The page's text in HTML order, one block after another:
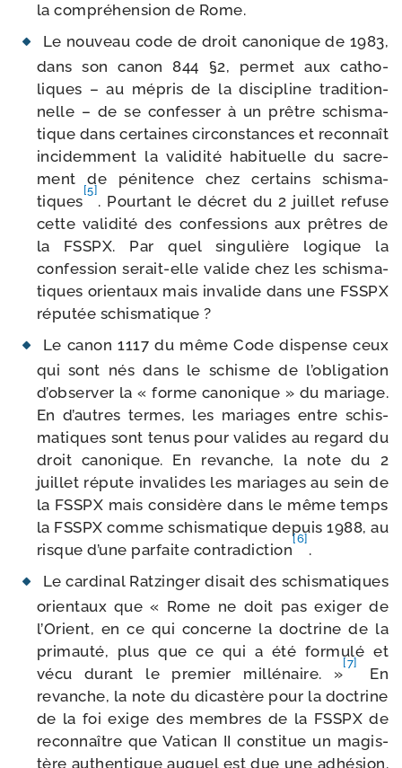
la com­pré­hen­sion de Rome.
Le nou­veau code de droit cano­nique de 1983,
dans son canon 844 §2, per­met aux catho­
liques – au mépris de la dis­ci­pline tra­di­tion­
nelle – de se confes­ser à un prêtre schis­ma­
tique dans cer­taines cir­cons­tances et recon­naît
inci­dem­ment la vali­di­té habi­tuelle du sacre­
ment de péni­tence chez cer­tains schis­ma­
tiques
[5]
. Pourtant le décret du 2 juillet refuse
cette vali­di­té des confes­sions aux prêtres de
la FSSPX. Par quel sin­gu­lière logique la
confes­sion serait-​elle valide chez les schis­ma­
tiques orien­taux mais inva­lide dans une FSSPX
répu­tée schismatique ?
Le canon 1117 du même Code dis­pense ceux
qui sont nés dans le schisme de l’obligation
d’observer la « forme cano­nique » du mariage.
En d’autres termes, les mariages entre schis­
ma­tiques sont tenus pour valides au regard du
droit cano­nique. En revanche, la note du 2
juillet répute inva­lides les mariages au sein de
la FSSPX mais consi­dère dans le même temps
la FSSPX comme schis­ma­tique depuis 1988, au
risque d’une par­faite contra­dic­tion
[6]
.
Le car­di­nal Ratzinger disait des schis­ma­tiques
orien­taux que « Rome ne doit pas exi­ger de
l’Orient, en ce qui concerne la doc­trine de la
pri­mau­té, plus que ce qui a été for­mu­lé et
vécu durant le pre­mier mil­lé­naire. »
[7]
En
revanche, la note du dicas­tère pour la doc­trine
de la foi exige des membres de la FSSPX de
recon­naître que Vatican II consti­tue un magis­
tère authen­tique auquel est due une adhé­sion.